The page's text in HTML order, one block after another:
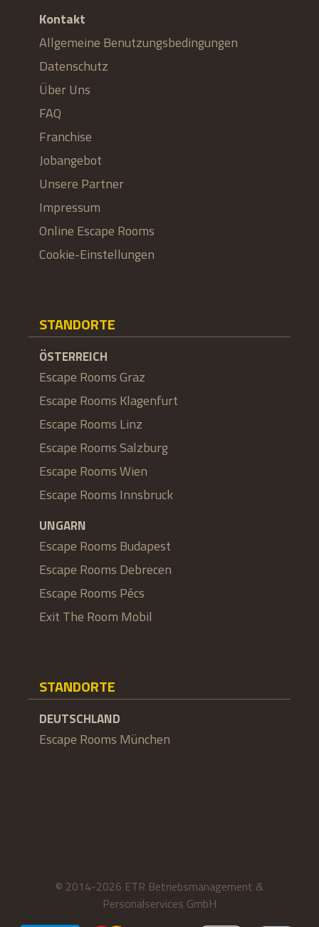
Kontakt
Allgemeine Benutzungsbedingungen
Datenschutz
Über Uns
FAQ
Franchise
Jobangebot
Unsere Partner
Impressum
Online Escape Rooms
Cookie-Einstellungen
STANDORTE
ÖSTERREICH
Escape Rooms Graz
Escape Rooms Klagenfurt
Escape Rooms Linz
Escape Rooms Salzburg
Escape Rooms Wien
Escape Rooms Innsbruck
UNGARN
Escape Rooms Budapest
Escape Rooms Debrecen
Escape Rooms Pécs
Exit The Room Mobil
STANDORTE
DEUTSCHLAND
Escape Rooms München
© 2014-2026 ETR Betriebsmanagement &
Personalservices GmbH